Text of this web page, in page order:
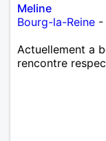
Meline
Bourg-la-Reine -
Actuellement a
rencontre